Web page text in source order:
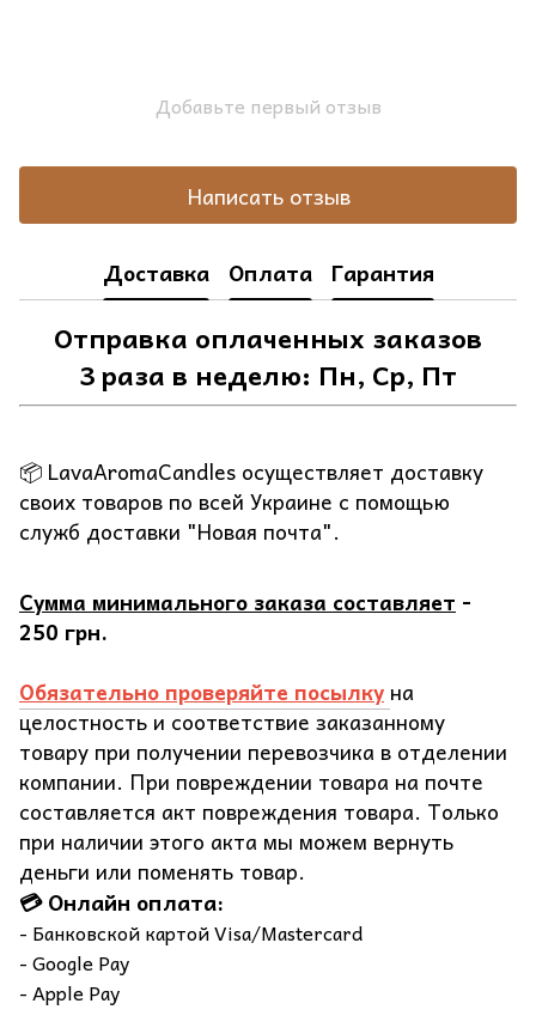
Добавьте первый отзыв
Написать отзыв
Доставка Оплата Гарантия
Отправка оплаченных заказов
3 раза в неделю: Пн, Ср, Пт
📦 LavaAromaCandles осуществляет доставку
своих товаров по всей Украине с помощью
служб доставки "Новая почта".
Сумма минимального заказа составляет -
250 грн.
Обязательно проверяйте посылку на
целостность и соответствие заказанному
товару при получении перевозчика в отделении
компании. При повреждении товара на почте
составляется акт повреждения товара. Только
при наличии этого акта мы можем вернуть
деньги или поменять товар.
💳 Онлайн оплата:
- Банковской картой Visa/Mastercard
- Google Pay
- Apple Pay